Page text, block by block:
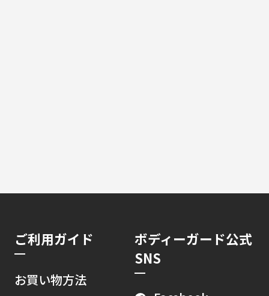
ご利用ガイド
お買い物方法
ボディーガード公式
SNS